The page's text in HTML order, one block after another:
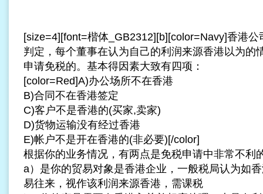
[size=4][font=楷体_GB2312][b][color=Navy]香港
判定，每个董事在认为自己的利润来源香港以为的
申请免税的。基本得因素大致有四项：
[color=Red]A)办公场所不在香港
B)合同不在香港签定
C)客户不是香港的(买家,卖家)
D)货物运输没有经过香港
E)帐户不是开在香港的(非必要)[/color]
根据你的业务情况，有两点是免税申请中非常不利
a）是你的贸易对象是香港企业，一般税局认为如
易往来，视作该利润来源香港，需课税